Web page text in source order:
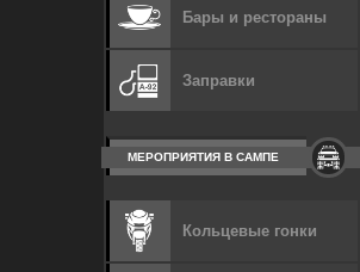
Бары и рестораны
Заправки
МЕРОПРИЯТИЯ В САМПЕ
Кольцевые гонки